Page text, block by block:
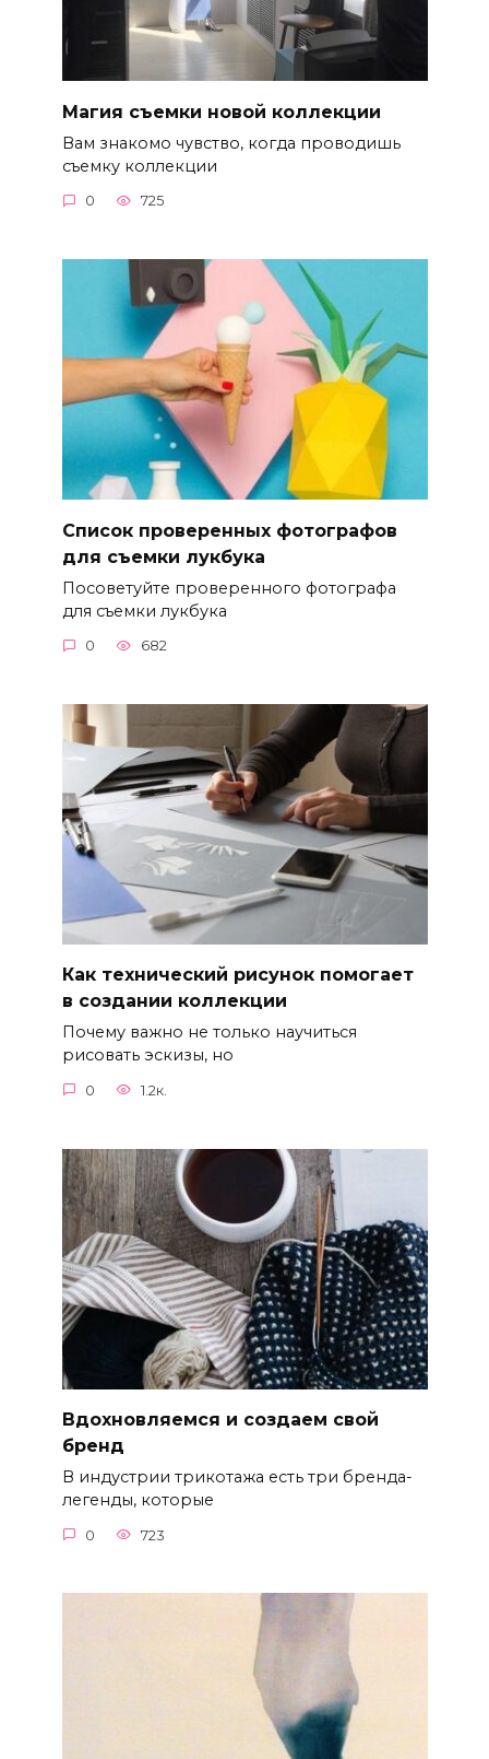
Магия съемки новой коллекции
Вам знакомо чувство, когда проводишь
съемку коллекции
0 725
Список проверенных фотографов
для съемки лукбука
Посоветуйте проверенного фотографа
для съемки лукбука
0 682
Как технический рисунок помогает
в создании коллекции
Почему важно не только научиться
рисовать эскизы, но
0 1.2к.
Вдохновляемся и создаем свой
бренд
В индустрии трикотажа есть три бренда-
легенды, которые
0 723